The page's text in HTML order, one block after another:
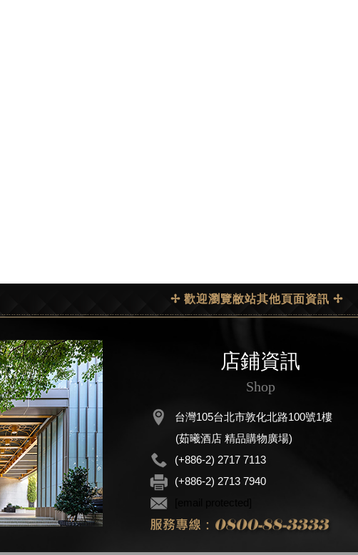
✢ 歡迎瀏覽敝站其他頁面資訊 ✢
店鋪資訊
Shop
台灣105台北市敦化北路100號1樓
(茹曦酒店 精品購物廣場)
(+886-2) 2717 7113
(+886-2) 2713 7940